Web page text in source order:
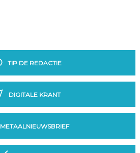
TIP DE REDACTIE
DIGITALE KRANT
METAALNIEUWSBRIEF